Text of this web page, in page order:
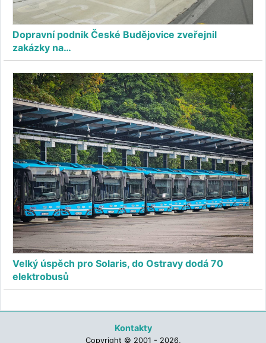
Dopravní podnik České Budějovice zveřejnil
zakázky na…
Velký úspěch pro Solaris, do Ostravy dodá 70
elektrobusů
Kontakty
Copyright © 2001 - 2026,